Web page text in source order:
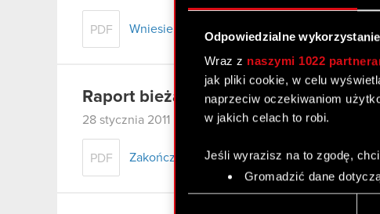
Odpowiedzialne
Wraz z naszymi 1022
jak pliki cookie, w celu
naprzeciw oczekiwaniom
w jakich celach to robi.
Jeśli wyrazisz na to zgodę,
Gromadzić dane
Identyfikować Twoje
PDF Wniesienie wkładów na pokrycie akcji serii I
Raport bieżący nr 8/2011
28 stycznia 2011
PDF Zakończenie oferty akcji serii I